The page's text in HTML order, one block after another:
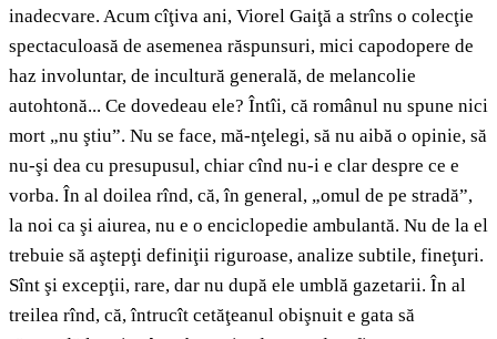
inadecvare. Acum cîţiva ani, Viorel Gaiţă a strîns o colecţie
spectaculoasă de asemenea răspunsuri, mici capodopere de
haz involuntar, de incultură generală, de melancolie
autohtonă... Ce dovedeau ele? Întîi, că românul nu spune nici
mort „nu ştiu”. Nu se face, mă-nţelegi, să nu aibă o opinie, să
nu-şi dea cu presupusul, chiar cînd nu-i e clar despre ce e
vorba. În al doilea rînd, că, în general, „omul de pe stradă”,
la noi ca şi aiurea, nu e o enciclopedie ambulantă. Nu de la el
trebuie să aştepţi definiţii riguroase, analize subtile, fineţuri.
Sînt şi excepţii, rare, dar nu după ele umblă gazetarii. În al
treilea rînd, că, întrucît cetăţeanul obişnuit e gata să